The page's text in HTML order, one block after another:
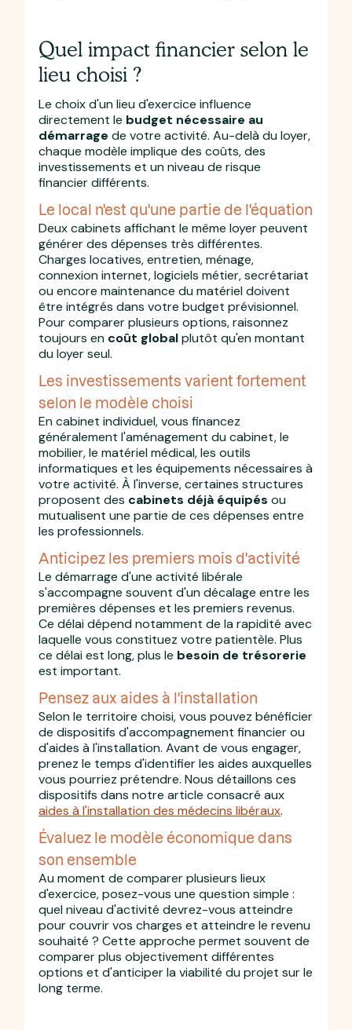
Quel impact financier selon le
lieu choisi ?
Le choix d'un lieu d'exercice influence
directement le budget nécessaire au
démarrage de votre activité. Au-delà du loyer,
chaque modèle implique des coûts, des
investissements et un niveau de risque
financier différents.
Le local n'est qu'une partie de l'équation
Deux cabinets affichant le même loyer peuvent
générer des dépenses très différentes.
Charges locatives, entretien, ménage,
connexion internet, logiciels métier, secrétariat
ou encore maintenance du matériel doivent
être intégrés dans votre budget prévisionnel.
Pour comparer plusieurs options, raisonnez
toujours en coût globalplutôt qu'en montant
du loyer seul.
Les investissements varient fortement
selon le modèle choisi
En cabinet individuel, vous financez
généralement l'aménagement du cabinet, le
mobilier, le matériel médical, les outils
informatiques et les équipements nécessaires à
votre activité. À l'inverse, certaines structures
proposent des cabinets déjà équipés ou
mutualisent une partie de ces dépenses entre
les professionnels.
Anticipez les premiers mois d'activité
Le démarrage d'une activité libérale
s'accompagne souvent d'un décalage entre les
premières dépenses et les premiers revenus.
Ce délai dépend notamment de la rapidité avec
laquelle vous constituez votre patientèle. Plus
ce délai est long, plus le besoin de trésorerie
est important.
Pensez aux aides à l'installation
Selon le territoire choisi, vous pouvez bénéficier
de dispositifs d'accompagnement financier ou
d'aides à l'installation. Avant de vous engager,
prenez le temps d'identifier les aides auxquelles
vous pourriez prétendre. Nous détaillons ces
dispositifs dans notre article consacré aux
aides à l'installation des médecins libéraux.
Évaluez le modèle économique dans
son ensemble
Au moment de comparer plusieurs lieux
d'exercice, posez-vous une question simple :
quel niveau d'activité devrez-vous atteindre
pour couvrir vos charges et atteindre le revenu
souhaité ? Cette approche permet souvent de
comparer plus objectivement différentes
options et d'anticiper la viabilité du projet sur le
long terme.